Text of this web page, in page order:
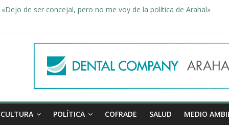
de ser concejal, pero no me voy de la política de Arahal»
pleno ordinario del Ayuntamiento de Arahal
Morón pide unión a los pueblos de la comarca para evitar la planta
CULTURA POLÍTICA COFRADE SALUD MEDIO